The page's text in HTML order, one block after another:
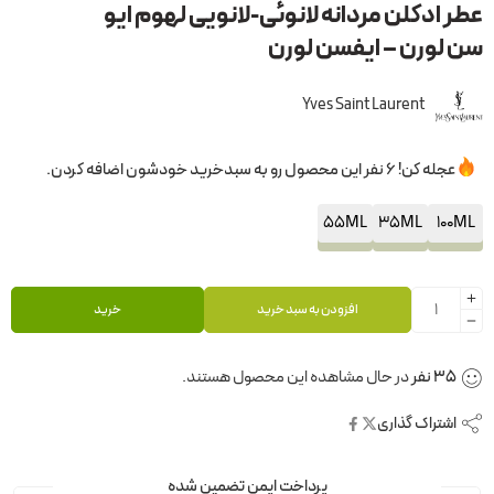
عطر ادکلن مردانه لانوئی-لانویی لهوم ایو
سن لورن – ایفسن لورن
Yves Saint Laurent
عجله کن! 6 نفر این محصول رو به سبدخرید خودشون اضافه کردن.
100ML
35ML
55ML
افزودن به سبد خرید خرید
36نفردر حال مشاهده این محصول هستند.
اشتراک گذاری
پرداخت ایمن تضمین شده